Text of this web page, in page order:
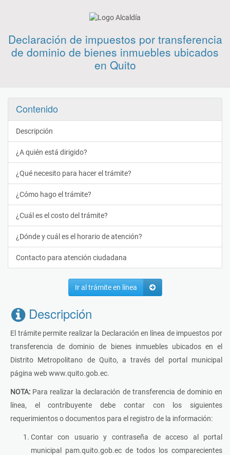
Declaración de impuestos por transferencia
de dominio de bienes inmuebles ubicados
en Quito
Contenido
Descripción
¿A quién está dirigido?
¿Qué necesito para hacer el trámite?
¿Cómo hago el trámite?
¿Cuál es el costo del trámite?
¿Dónde y cuál es el horario de atención?
Contacto para atención ciudadana
Ir al trámite en línea
Descripción
El trámite permite realizar la Declaración en línea de impuestos por
transferencia de dominio de bienes inmuebles ubicados en el
Distrito Metropolitano de Quito, a través del portal municipal
página web www.quito.gob.ec.
NOTA: Para realizar la declaración de transferencia de dominio en
línea, el contribuyente debe contar con los siguientes
requerimientos o documentos para el registro de la información:
Contar con usuario y contraseña de acceso al portal
municipal pam.quito.gob.ec de todos los comparecientes